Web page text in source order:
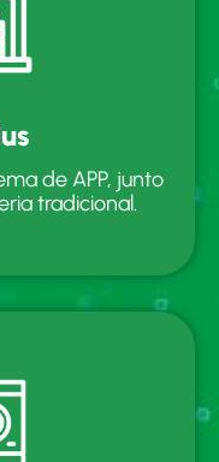
de APP, junto
tradicional.